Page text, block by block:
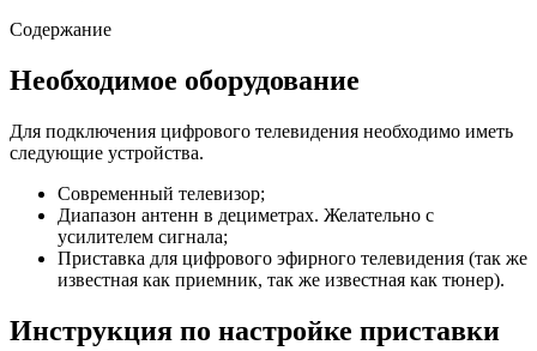
Содержание
Необходимое оборудование
Для подключения цифрового телевидения необходимо иметь
следующие устройства.
Современный телевизор;
Диапазон антенн в дециметрах. Желательно с
усилителем сигнала;
Приставка для цифрового эфирного телевидения (так же
известная как приемник, так же известная как тюнер).
Инструкция по настройке приставки